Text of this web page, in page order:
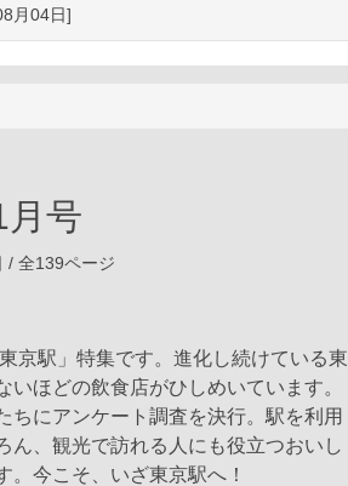
月04日]
号
/ 全139ページ
京駅」特集です。進化し続けている東
ほどの飲食店がひしめいています。
ちにアンケート調査を決行。駅を利用
ん、観光で訪れる人にも役立つおいし
。今こそ、いざ東京駅へ！